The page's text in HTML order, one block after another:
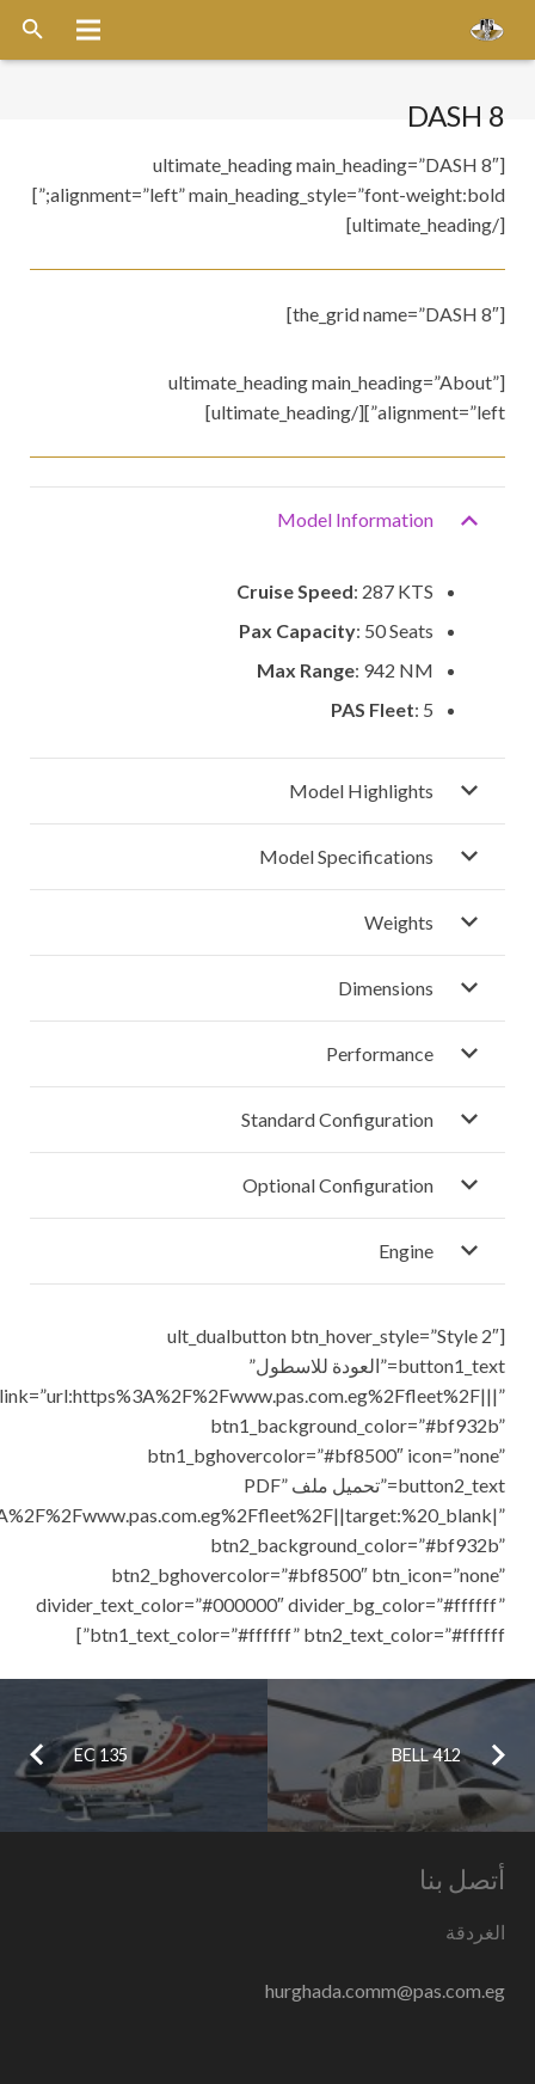
خدماتنا
قواعد التشغيل
وظائف
أتصل بنا
DASH 8
[ultimate_heading main_heading=”DASH 8″
alignment=”left” main_heading_style=”font-weight:bold;”]
[/ultimate_heading]
[the_grid name=”DASH 8″]
[ultimate_heading main_heading=”About”
alignment=”left”][/ultimate_heading]
Model Information
Cruise Speed: 287 KTS
Pax Capacity: 50 Seats
Max Range: 942 NM
PAS Fleet: 5
Model Highlights
Model Specifications
Weights
Dimensions
Performance
Standard Configuration
Optional Configuration
Engine
[ult_dualbutton btn_hover_style=”Style 2″
button1_text=”العودة للاسطول”
btn1_background_color=”#bf932b”
btn1_bghovercolor=”#bf8500″ icon=”none”
button2_text=”تحميل ملف PDF”
btn2_background_color=”#bf932b”
btn2_bghovercolor=”#bf8500″ btn_icon=”none”
divider_text_color=”#000000″ divider_bg_color=”#ffffff”
btn1_text_color=”#ffffff” btn2_text_color=”#ffffff”]
EC 135 BELL 412
أتصل بنا
الغردقة
hurghada.comm@pas.com.eg